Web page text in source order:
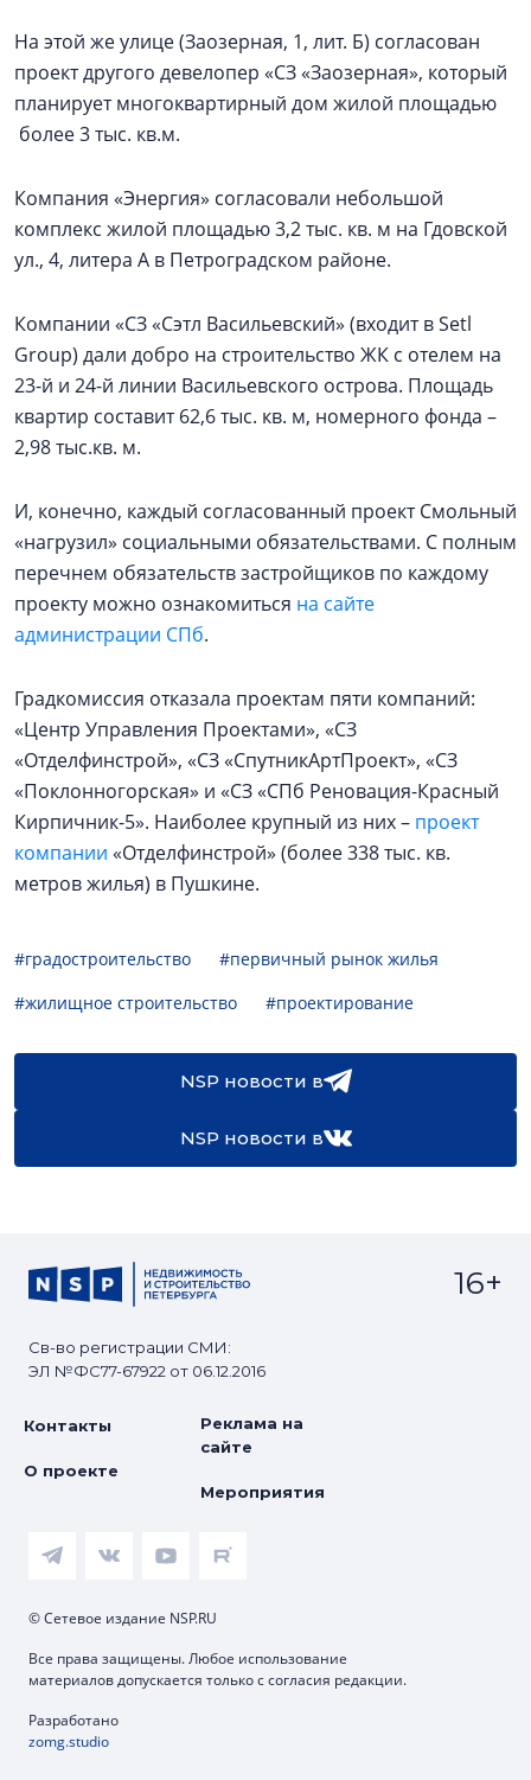
На этой же улице (Заозерная, 1, лит. Б) согласован
проект другого девелопер «СЗ «Заозерная», который
планирует многоквартирный дом жилой площадью
более 3 тыс. кв.м.
Компания «Энергия» согласовали небольшой
комплекс жилой площадью 3,2 тыс. кв. м на Гдовской
ул., 4, литера А в Петроградском районе.
Компании «СЗ «Сэтл Васильевский» (входит в Setl
Group) дали добро на строительство ЖК с отелем на
23-й и 24-й линии Васильевского острова. Площадь
квартир составит 62,6 тыс. кв. м, номерного фонда –
2,98 тыс.кв. м.
И, конечно, каждый согласованный проект Смольный
«нагрузил» социальными обязательствами. С полным
перечнем обязательств застройщиков по каждому
проекту можно ознакомиться на сайте
администрации СПб.
Градкомиссия отказала проектам пяти компаний:
«Центр Управления Проектами», «СЗ
«Отделфинстрой», «СЗ «СпутникАртПроект», «СЗ
«Поклонногорская» и «СЗ «СПб Реновация-Красный
Кирпичник-5». Наиболее крупный из них – проект
компании «Отделфинстрой» (более 338 тыс. кв.
метров жилья) в Пушкине.
#градостроительство
#первичный рынок жилья
#жилищное строительство
#проектирование
NSP новости в
NSP новости в
Св-во регистрации СМИ:
ЭЛ №ФС77-67922 от 06.12.2016
16+
Контакты
О проекте
Реклама на
сайте
Мероприятия
© Сетевое издание NSP.RU
Все права защищены. Любое использование
материалов допускается только с согласия редакции.
Разработано
zomg.studio